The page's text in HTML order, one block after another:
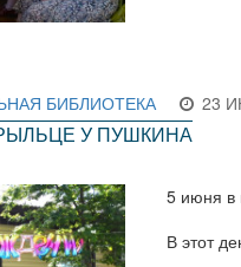
БИБЛИОТЕКА 23
У ПУШКИНА
5 июня в
В этот